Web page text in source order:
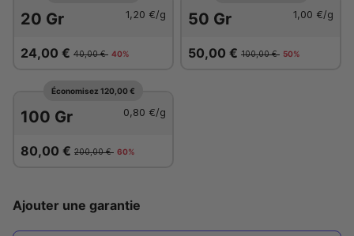
20 Gr 1,20 €/g
24,00 € 40,00 € 40%
50 Gr 1,00 €/g
50,00 € 100,00 € 50%
Économisez 120,00 €
100 Gr 0,80 €/g
80,00 € 200,00 € 60%
Ajouter une garantie